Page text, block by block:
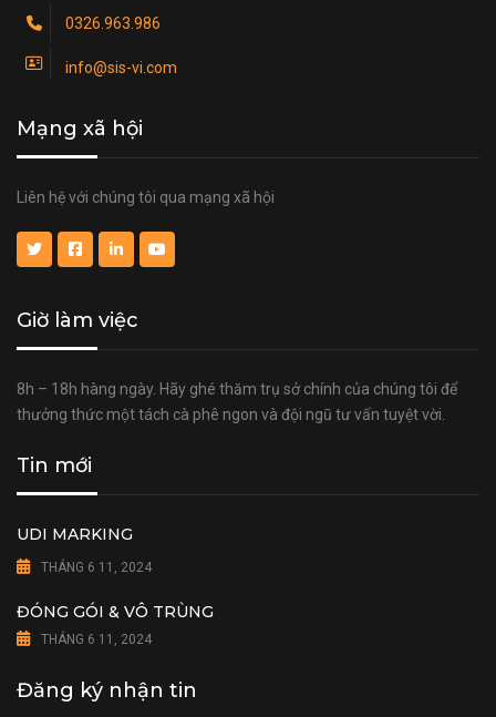
0326.963.986
info@sis-vi.com
Mạng xã hội
Liên hệ với chúng tôi qua mạng xã hội
Giờ làm việc
8h – 18h hàng ngày. Hãy ghé thăm trụ sở chính của chúng tôi để
thưởng thức một tách cà phê ngon và đội ngũ tư vấn tuyệt vời.
Tin mới
UDI MARKING
THÁNG 6 11, 2024
ĐÓNG GÓI & VÔ TRÙNG
THÁNG 6 11, 2024
Đăng ký nhận tin